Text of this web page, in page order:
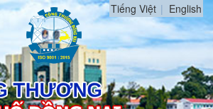
Tiếng Việt English